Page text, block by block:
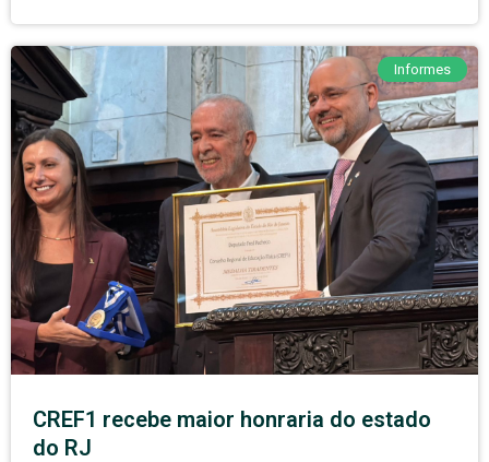
Informes
CREF1 recebe maior honraria do estado
do RJ